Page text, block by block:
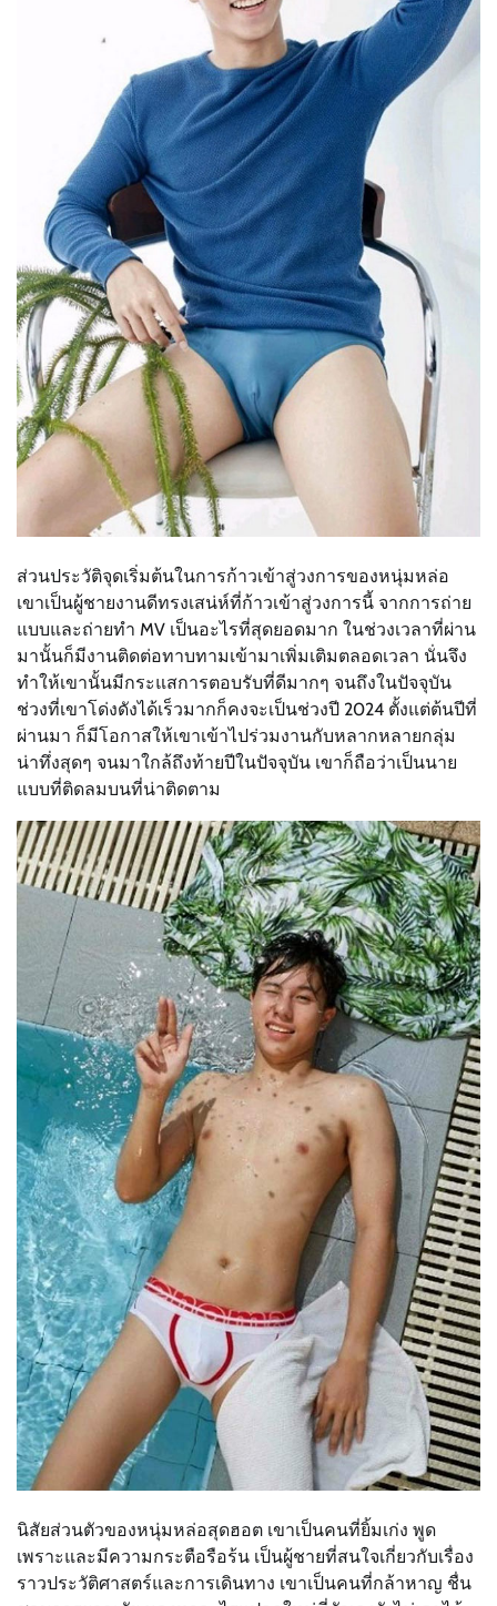
ส่วนประวัติจุดเริ่มต้นในการก้าวเข้าสู่วงการของหนุ่มหล่อ
เขาเป็นผู้ชายงานดีทรงเสน่ห์ที่ก้าวเข้าสู่วงการนี้ จากการถ่าย
แบบและถ่ายทำ MV เป็นอะไรที่สุดยอดมาก ในช่วงเวลาที่ผ่าน
มานั้นก็มีงานติดต่อทาบทามเข้ามาเพิ่มเติมตลอดเวลา นั่นจึง
ทำให้เขานั้นมีกระแสการตอบรับที่ดีมากๆ จนถึงในปัจจุบัน
ช่วงที่เขาโด่งดังได้เร็วมากก็คงจะเป็นช่วงปี 2024 ตั้งแต่ต้นปีที่
ผ่านมา ก็มีโอกาสให้เขาเข้าไปร่วมงานกับหลากหลายกลุ่ม
น่าทึ่งสุดๆ จนมาใกล้ถึงท้ายปีในปัจจุบัน เขาก็ถือว่าเป็นนาย
แบบที่ติดลมบนที่น่าติดตาม
นิสัยส่วนตัวของหนุ่มหล่อสุดฮอต เขาเป็นคนที่ยิ้มเก่ง พูด
เพราะและมีความกระตือรือร้น เป็นผู้ชายที่สนใจเกี่ยวกับเรื่อง
ราวประวัติศาสตร์และการเดินทาง เขาเป็นคนที่กล้าหาญ ชื่น